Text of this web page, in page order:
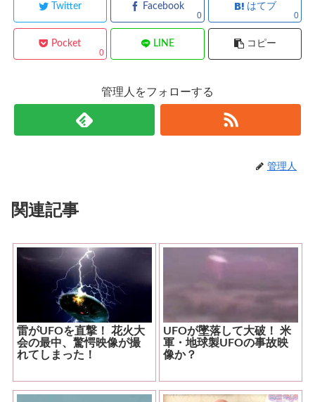
Twitter
Facebook
0
はてブ
0
Pocket
0
LINE コピー
管理人をフォローする
管理人
関連記事
雷がUFOを直撃！ 花火大
会の最中、驚愕映像が撮
れてしまった！
UFOが墜落して大破！ 米
軍・地球製UFOの事故映
像か？